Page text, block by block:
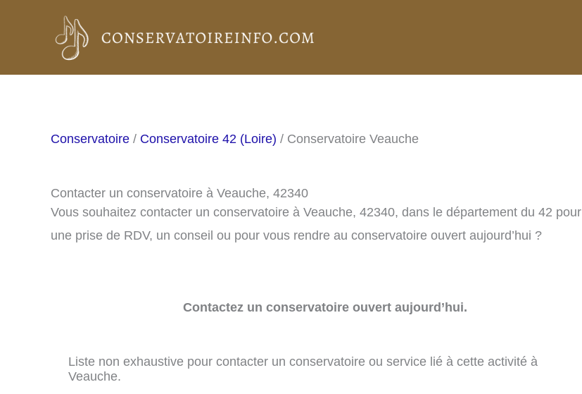
Conservatoire / Conservatoire 42 (Loire) / Conservatoire Veauche
Contacter un conservatoire à Veauche, 42340
Vous souhaitez contacter un conservatoire à Veauche, 42340, dans le département du 42 pour
une prise de RDV, un conseil ou pour vous rendre au conservatoire ouvert aujourd’hui ?
Contactez un conservatoire ouvert aujourd’hui.
Liste non exhaustive pour contacter un conservatoire ou service lié à cette activité à
Veauche.